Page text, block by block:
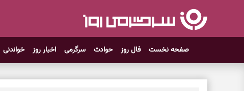
صفحه نخست فال روز حوادث سرگرمی اخبار روز خواندنی